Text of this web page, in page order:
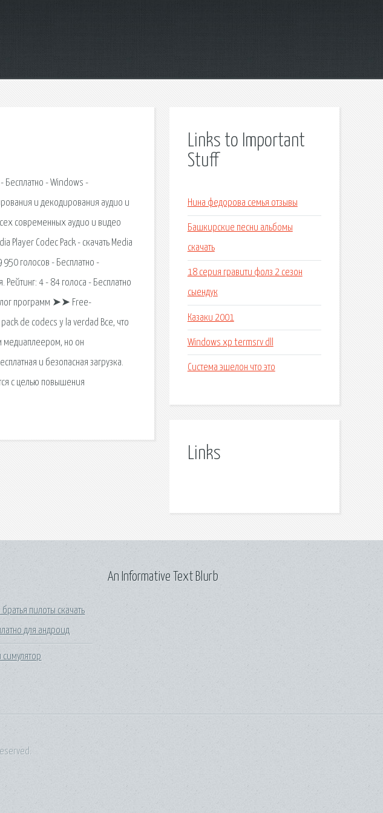
Бесплатно - Windows -
и декодирования аудио и
современных аудио и видео
Player Codec Pack - скачать Media
950 голосов - Бесплатно -
4 - 84 голоса - Бесплатно
программ ➤➤ Free-
de codecs y la verdad Все, что
медиаплеером, но он
и безопасная загрузка.
с целью повышения
Links to Important
Stuff
Нина федорова семья отзывы
Башкирские песни альбомы
скачать
18 серия гравити фолз 2 сезон
сыендук
Казаки 2001
Windows xp termsrv dll
Система эшелон что это
Links
братья пилоты скачать
для андроид
симулятор
An Informative Text Blurb